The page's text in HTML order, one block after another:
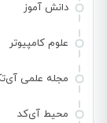
دانش آموز
علوم کامپیوتر
مجله علمی
محیط آی‌کد